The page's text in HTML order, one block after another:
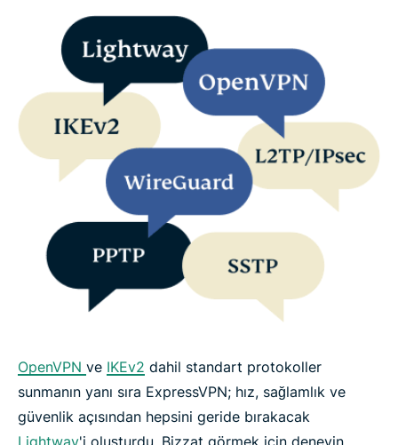
OpenVPN ve IKEv2 dahil standart protokoller
sunmanın yanı sıra ExpressVPN; hız, sağlamlık ve
güvenlik açısından hepsini geride bırakacak